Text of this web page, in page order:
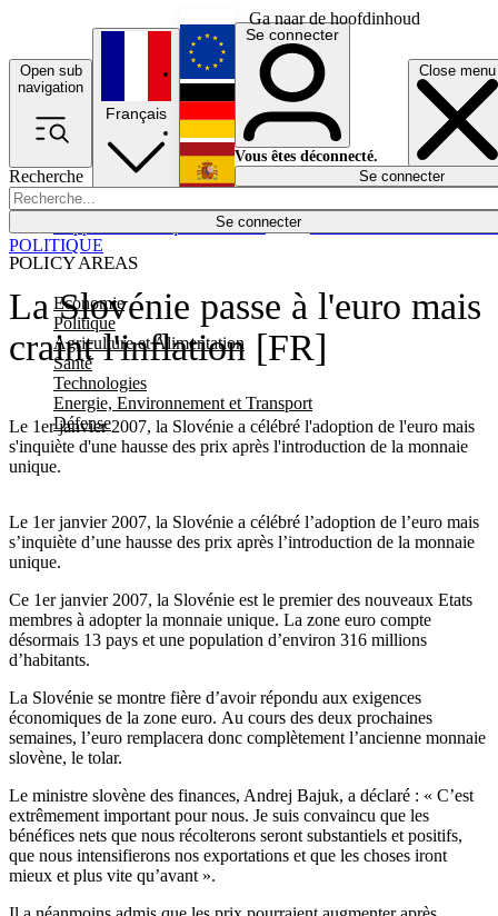
Ga naar de hoofdinhoud
Open sub
navigation
Close menu
Recherche
Se connecter
POLICY AREAS
Economie
Politique
Agriculture et Alimentation
Santé
Technologies
Energie, Environnement et Transport
Défense
Économie
Français
English
Deutsch
Español
Se connecter
Vous êtes déconnecté.
Se connecter
La Slovénie passe à l'euro mais
craint l'inflation [FR]
Le 1er janvier 2007, la Slovénie a célébré l'adoption de l'euro mais
s'inquiète d'une hausse des prix après l'introduction de la monnaie
unique.
POLITIQUE
Le 1er janvier 2007, la Slovénie a célébré l’adoption de l’euro mais
s’inquiète d’une hausse des prix après l’introduction de la monnaie
unique.
Ce 1er janvier 2007, la Slovénie est le premier des nouveaux Etats
membres à adopter la monnaie unique. La zone euro compte
désormais 13 pays et une population d’environ 316 millions
d’habitants.
La Slovénie se montre fière d’avoir répondu aux exigences
économiques de la zone euro. Au cours des deux prochaines
semaines, l’euro remplacera donc complètement l’ancienne monnaie
slovène, le tolar.
Le ministre slovène des finances, Andrej Bajuk, a déclaré : « C’est
extrêmement important pour nous. Je suis convaincu que les
bénéfices nets que nous récolterons seront substantiels et positifs,
que nous intensifierons nos exportations et que les choses iront
mieux et plus vite qu’avant ».